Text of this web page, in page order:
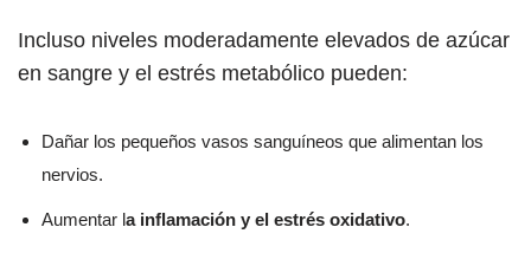
Incluso niveles moderadamente elevados de azúcar
en sangre y el estrés metabólico pueden:
Dañar los pequeños vasos sanguíneos que alimentan los
nervios.
Aumentar la inflamación y el estrés oxidativo.